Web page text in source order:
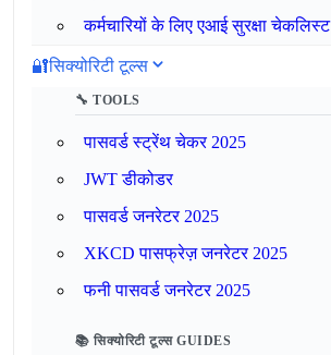
कर्मचारियों के लिए एआई सुरक्षा चेकलिस्ट
🔐सिक्योरिटी टूल्स
🔧 TOOLS
पासवर्ड स्ट्रेंथ चेकर 2025
JWT डीकोडर
पासवर्ड जनरेटर 2025
XKCD पासफ्रेज़ जनरेटर 2025
फनी पासवर्ड जनरेटर 2025
📚 सिक्योरिटी टूल्स GUIDES